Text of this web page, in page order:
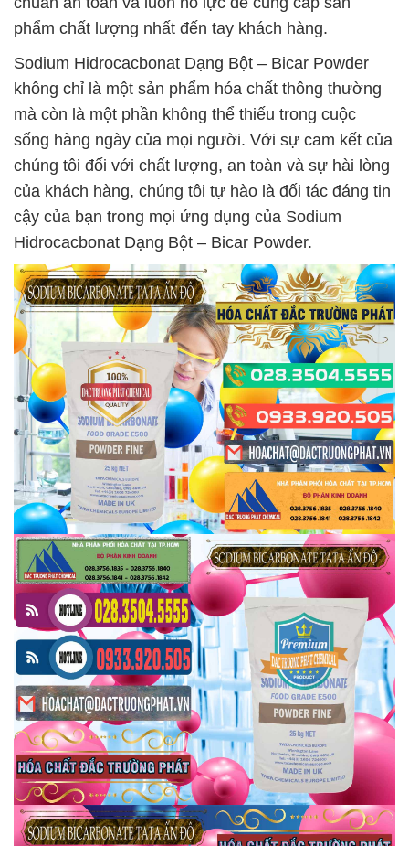
phẩm chất lượng nhất đến tay khách hàng.
Sodium Hidrocacbonat Dạng Bột – Bicar Powder
không chỉ là một sản phẩm hóa chất thông thường
mà còn là một phần không thể thiếu trong cuộc
sống hàng ngày của mọi người. Với sự cam kết của
chúng tôi đối với chất lượng, an toàn và sự hài lòng
của khách hàng, chúng tôi tự hào là đối tác đáng tin
cậy của bạn trong mọi ứng dụng của Sodium
Hidrocacbonat Dạng Bột – Bicar Powder.